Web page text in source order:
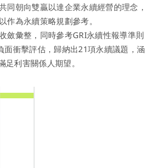
朝向雙贏以達企業永續經營的理念，
為永續策略規劃參考。
斂彙整，同時參考GRI永續性報導準則
衝擊評估，歸納出21項永續議題，涵
利害關係人期望。